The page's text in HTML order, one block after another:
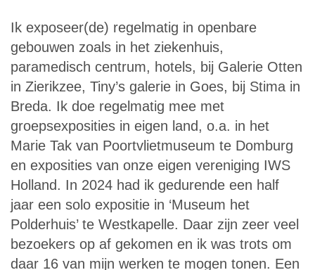
Ik exposeer(de) regelmatig in openbare
gebouwen zoals in het ziekenhuis,
paramedisch centrum, hotels, bij Galerie Otten
in Zierikzee, Tiny’s galerie in Goes, bij Stima in
Breda. Ik doe regelmatig mee met
groepsexposities in eigen land, o.a. in het
Marie Tak van Poortvlietmuseum te Domburg
en exposities van onze eigen vereniging IWS
Holland. In 2024 had ik gedurende een half
jaar een solo expositie in ‘Museum het
Polderhuis’ te Westkapelle. Daar zijn zeer veel
bezoekers op af gekomen en ik was trots om
daar 16 van mijn werken te mogen tonen. Een